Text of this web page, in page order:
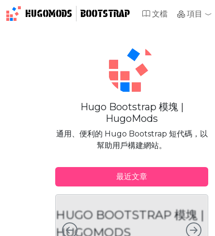
HUGOMODS BOOTSTRAP 文檔 項目
Hugo Bootstrap 模塊 |
HugoMods
通用、便利的 Hugo Bootstrap 短代碼，以
幫助用戶構建網站。
最近文章
HUGO BOOTSTRAP 模塊 |
HUGOMODS
向左 向右